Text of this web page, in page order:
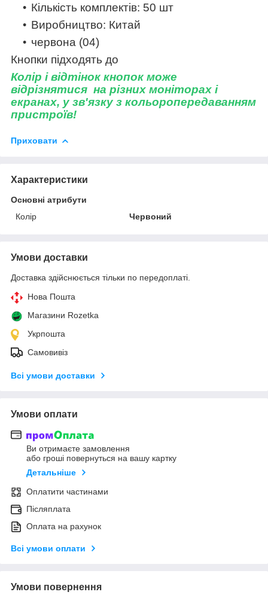
Кількість комплектів: 50 шт
Виробництво: Китай
червона (04)
Кнопки підходять до
Колір і відтінок кнопок може
відрізнятися на різних моніторах і
екранах, у зв'язку з кольоропередаванням
пристроїв!
Приховати
Характеристики
Основні атрибути
Колір
Червоний
Умови доставки
Доставка здійснюється тільки по передоплаті.
Нова Пошта
Магазини Rozetka
Укрпошта
Самовивіз
Всі умови доставки
Умови оплати
Ви отримаєте замовлення
або гроші повернуться на вашу картку
Детальніше
Оплатити частинами
Післяплата
Оплата на рахунок
Всі умови оплати
Умови повернення